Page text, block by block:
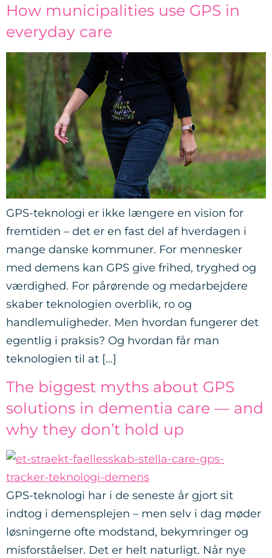
How municipalities use GPS in
everyday care
GPS-teknologi er ikke længere en vision for
fremtiden – det er en fast del af hverdagen i
mange danske kommuner. For mennesker
med demens kan GPS give frihed, tryghed og
værdighed. For pårørende og medarbejdere
skaber teknologien overblik, ro og
handlemuligheder. Men hvordan fungerer det
egentlig i praksis? Og hvordan får man
teknologien til at […]
The biggest myths about GPS
solutions in dementia care — and
why they don’t hold up
GPS-teknologi har i de seneste år gjort sit
indtog i demensplejen – men selv i dag møder
løsningerne ofte modstand, bekymringer og
misforståelser. Det er helt naturligt. Når nye